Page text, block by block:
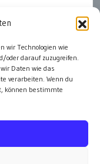
wir Technologien wie
oder darauf zuzugreifen.
Daten wie das
verarbeiten. Wenn du
können bestimmte